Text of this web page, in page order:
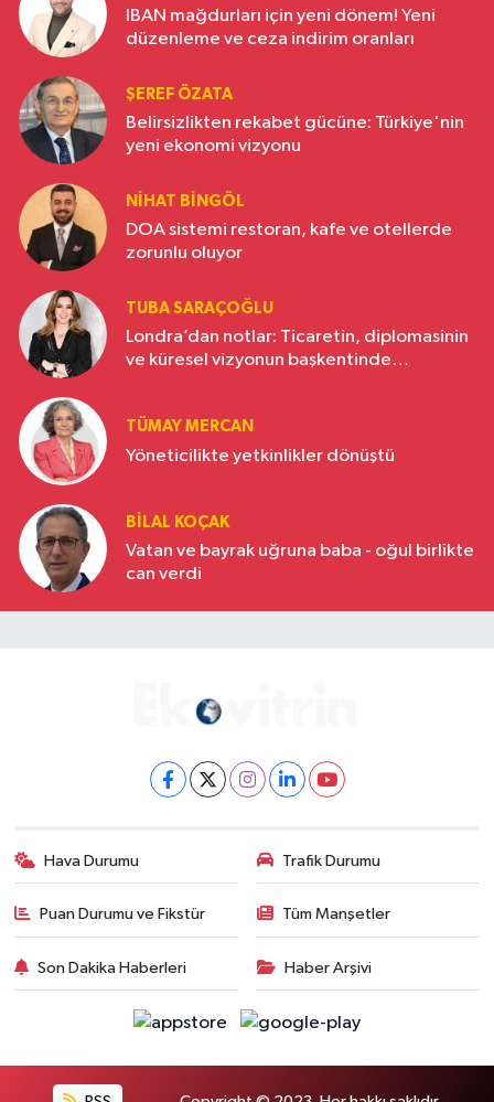
IBAN mağdurları için yeni dönem! Yeni
düzenleme ve ceza indirim oranları
ŞEREF ÖZATA
Belirsizlikten rekabet gücüne: Türkiye'nin
yeni ekonomi vizyonu
NIHAT BINGÖL
DOA sistemi restoran, kafe ve otellerde
zorunlu oluyor
TUBA SARAÇOĞLU
Londra’dan notlar: Ticaretin, diplomasinin
ve küresel vizyonun başkentinde
TÜMAY MERCAN
Yöneticilikte yetkinlikler dönüştü
BILAL KOÇAK
Vatan ve bayrak uğruna baba - oğul birlikte
can verdi
Hava Durumu Trafik Durumu
Puan Durumu ve Fikstür Tüm Manşetler
Son Dakika Haberleri Haber Arşivi